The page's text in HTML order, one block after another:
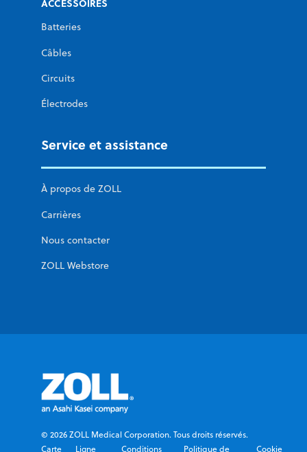
ACCESSOIRES
Batteries
Câbles
Circuits
Électrodes
Service et assistance
À propos de ZOLL
Carrières
Nous contacter
ZOLL Webstore
© 2026 ZOLL Medical Corporation. Tous droits réservés.
Carte
Ligne Conditions Politique de Cookie